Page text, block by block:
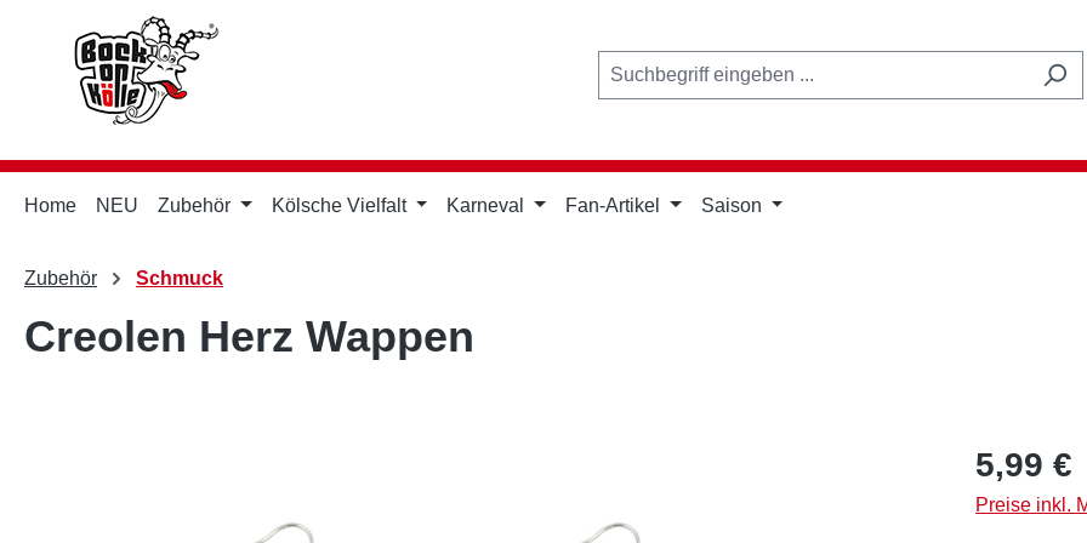
Hauptinhalt springen
Zur Suche springen
Zur Hauptnavigation springen
Home NEU Zubehör Kölsche Vielfalt Karneval Fan-Artikel Saison
Zubehör Schmuck
Creolen Herz Wappen
Regulärer
5,99 €
Preise inkl.